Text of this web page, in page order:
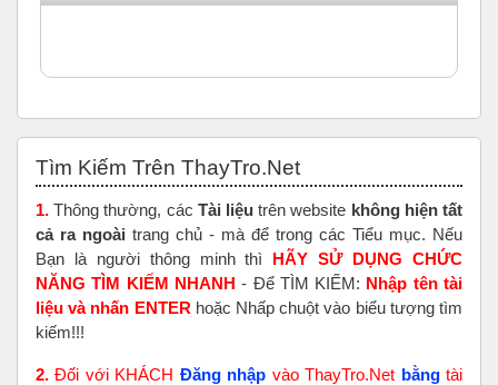
Tìm Kiếm Trên ThayTro.Net
1. Thông thường, các Tài liệu trên website không hiện tất
cả ra ngoài trang chủ - mà để trong các Tiểu mục. Nếu
Bạn là người thông minh thì HÃY SỬ DỤNG CHỨC
NĂNG TÌM KIẾM NHANH - Để TÌM KIẾM: Nhập tên tài
liệu và nhấn ENTER hoặc Nhấp chuột vào biểu tượng tìm
kiếm!!!
2. Đối với KHÁCH Đăng nhập vào ThayTro.Net bằngtài